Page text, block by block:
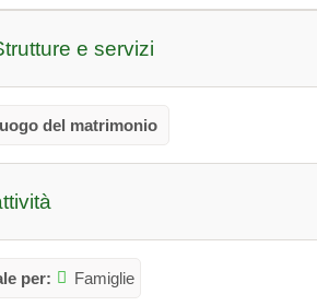
e servizi
del matrimonio
per: Famiglie